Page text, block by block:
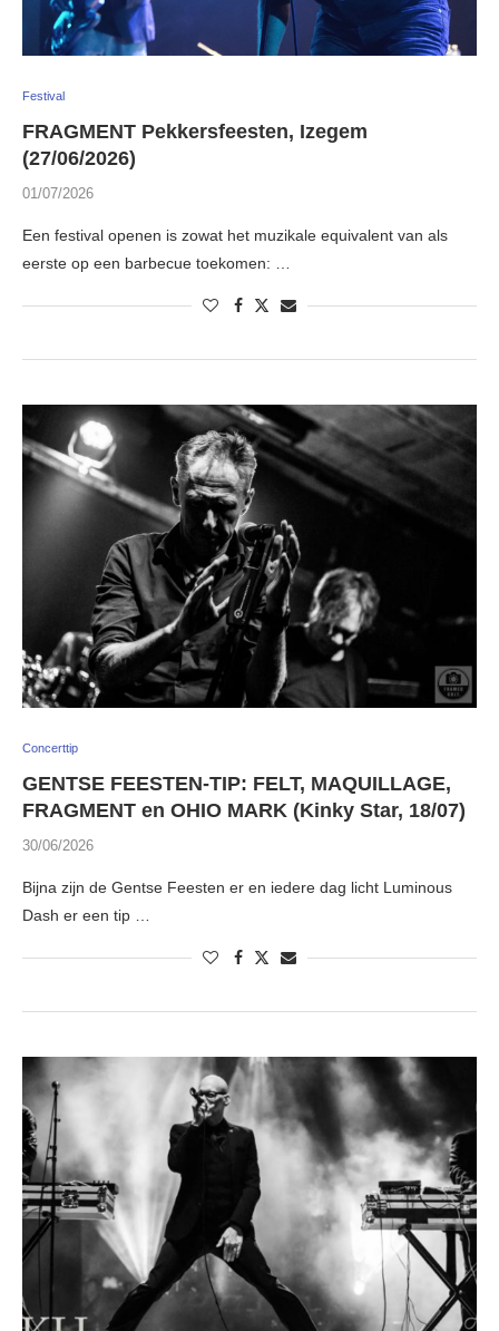
Festival
FRAGMENT Pekkersfeesten, Izegem
(27/06/2026)
01/07/2026
Een festival openen is zowat het muzikale equivalent van als
eerste op een barbecue toekomen: …
Concerttip
GENTSE FEESTEN-TIP: FELT, MAQUILLAGE,
FRAGMENT en OHIO MARK (Kinky Star, 18/07)
30/06/2026
Bijna zijn de Gentse Feesten er en iedere dag licht Luminous
Dash er een tip …